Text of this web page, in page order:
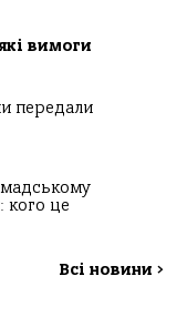
вимоги
передали
кого це
Всі новини >